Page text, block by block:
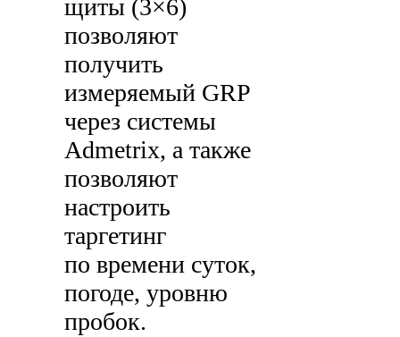
щиты (3×6)
позволяют
получить
измеряемый GRP
через системы
Admetrix, а также
позволяют
настроить
таргетинг
по времени суток,
погоде, уровню
пробок.